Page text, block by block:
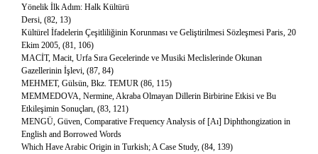
Yönelik İlk Adım: Halk Kültürü
Dersi, (82, 13)
Kültürel İfadelerin Çeşitliliğinin Korunması ve Geliştirilmesi Sözleşmesi Paris, 20
Ekim 2005, (81, 106)
MACİT, Macit, Urfa Sıra Gecelerinde ve Musiki Meclislerinde Okunan
Gazellerinin İşlevi, (87, 84)
MEHMET, Gülsün, Bkz. TEMUR (86, 115)
MEMMEDOVA, Nermine, Akraba Olmayan Dillerin Birbirine Etkisi ve Bu
Etkileşimin Sonuçları, (83, 121)
MENGÜ, Güven, Comparative Frequency Analysis of [Aı] Diphthongization in
English and Borrowed Words
Which Have Arabic Origin in Turkish; A Case Study, (84, 139)